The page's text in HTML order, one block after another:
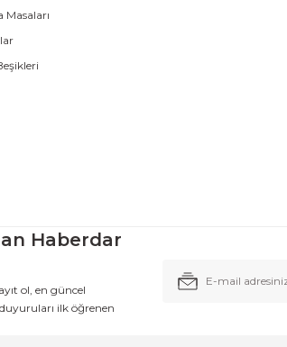
Masaları
Haberdar
ol, en güncel
ilk öğrenen